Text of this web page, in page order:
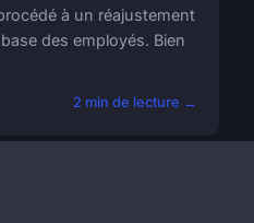
à un réajustement
des employés. Bien
2 min de lecture →